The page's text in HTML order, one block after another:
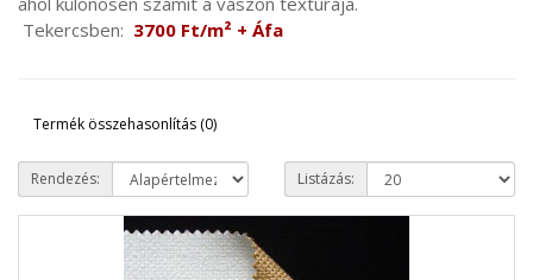
Tekercsben: 3700 Ft/m² + Áfa
Termék összehasonlítás (0)
Rendezés: Listázás: